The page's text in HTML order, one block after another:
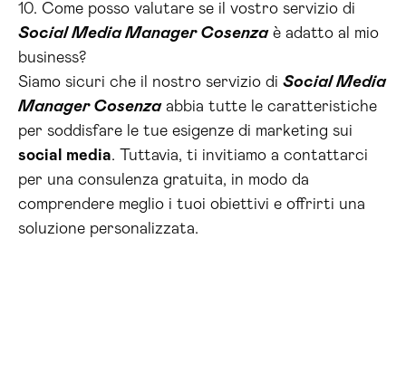
10. Come posso valutare se il vostro servizio di
Social Media Manager Cosenzaè adatto al mio
business?
Siamo sicuri che il nostro servizio di Social Media
Manager Cosenzaabbia tutte le caratteristiche
per soddisfare le tue esigenze di marketing sui
social media. Tuttavia, ti invitiamo a contattarci
per una consulenza gratuita, in modo da
comprendere meglio i tuoi obiettivi e offrirti una
soluzione personalizzata.